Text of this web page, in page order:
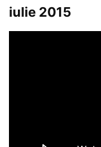
iulie 2015